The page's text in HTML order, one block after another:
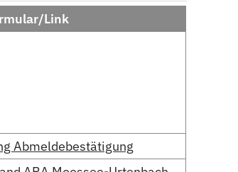
Link
Abmeldebestätigung